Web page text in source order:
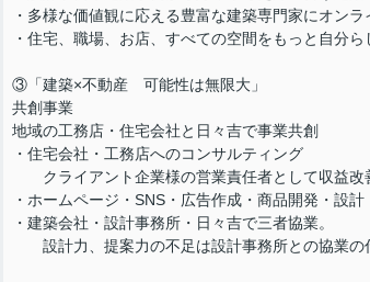
・多様な価値観に応える豊富な建築専門家にオンラ
・住宅、職場、お店、すべての空間をもっと自分ら
③「建築×不動産 可能性は無限大」
共創事業
地域の工務店・住宅会社と日々吉で事業共創
・住宅会社・工務店へのコンサルティング
クライアント企業様の営業責任者として収益改
・ホームページ・SNS・広告作成・商品開発・設
・建築会社・設計事務所・日々吉で三者協業。
設計力、提案力の不足は設計事務所との協業の